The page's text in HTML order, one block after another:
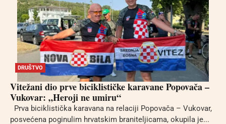
DRUŠTVO
Vitežani dio prve biciklističke karavane Popovača –
Vukovar: „Heroji ne umiru“
Prva biciklistička karavana na relaciji Popovača – Vukovar,
posvećena poginulim hrvatskim braniteljicama, okupila je...